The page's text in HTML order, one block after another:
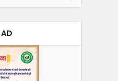
AD